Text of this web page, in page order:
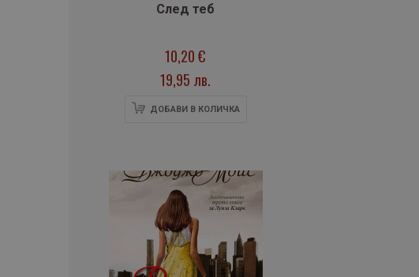
След теб
10,20 €
19,95 лв.
ДОБАВИ В КОЛИЧКА